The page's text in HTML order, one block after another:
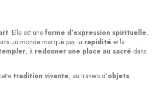
. Elle est une forme d’expression spirituelle,
un monde marqué par la rapidité et la
, à redonner une place au sacré dans
tradition vivante, au travers d’objets